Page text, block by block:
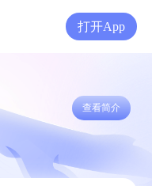
打开App
查看简介